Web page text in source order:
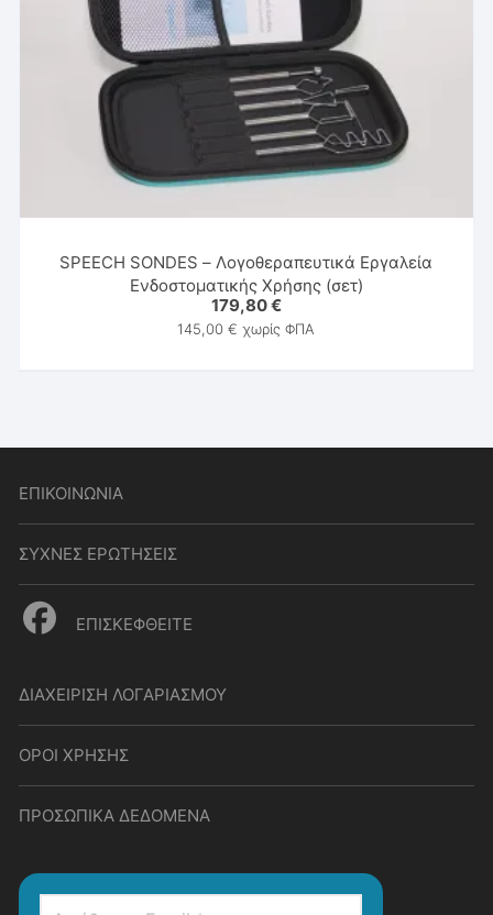
SPEECH SONDES – Λογοθεραπευτικά Εργαλεία
Ενδοστοματικής Χρήσης (σετ)
179,80€
145,00€ χωρίς ΦΠΑ
ΕΠΙΚΟΙΝΩΝΙΑ
ΣΥΧΝΕΣ ΕΡΩΤΗΣΕΙΣ
ΕΠΙΣΚΕΦΘΕΙΤΕ
ΔΙΑΧΕΙΡΙΣΗ ΛΟΓΑΡΙΑΣΜΟΥ
ΟΡΟΙ ΧΡΗΣΗΣ
ΠΡΟΣΩΠΙΚΑ ΔΕΔΟΜΕΝΑ